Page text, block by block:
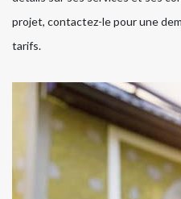
projet, contactez-le pour une
tarifs.